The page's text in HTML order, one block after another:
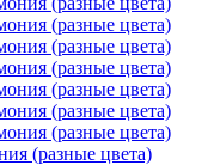
(разные цвета)